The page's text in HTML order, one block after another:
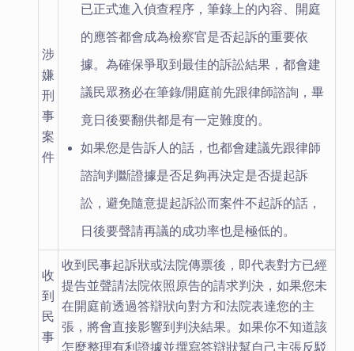
涉
嫌
刑
事
案
件
已正式進入偵查程序，筆錄上的內容、開庭
的應答都會成為檢察官是否起訴的重要依
據。為確保爭取到最佳的訴訟結果，都會建
議民眾務必在筆錄/開庭前先跟律師諮詢，畢
竟日後要翻供都是有一定難度的。
如果您是告訴人的話，也都會建議先跟律師
諮詢判斷證據是否足夠再決定是否提起訴
訟，避免隨意提起訴訟而案件不起訴的話，
日後要聲請再議的成功率也是極低的。
收
到
民
事
收到民事起訴狀或法院傳票後，即代表對方已經
提告並聲請法院依照原告的請求判決，如果您未
在開庭前透過答辯狀向對方和法院表達您的主
張，將會直接影響到判決結果。如果你不知道該
怎麼整理有利證據並撰寫答辯狀幫自己主張反駁